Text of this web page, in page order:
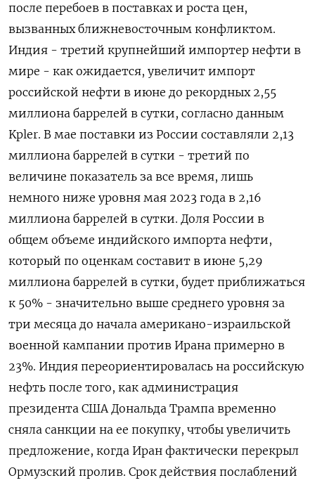
после перебоев в поставках и роста цен,
вызванных ближневосточным конфликтом.
Индия - третий крупнейший импортер нефти в
мире - как ожидается, увеличит ‌импорт
российской нефти в июне до рекордных 2,55
миллиона баррелей в сутки, согласно данным
Kpler. В мае поставки из России составляли 2,13
миллиона баррелей в сутки - третий по
величине показатель за все время, лишь
немного ниже уровня мая 2023 года в 2,16
миллиона баррелей в сутки. Доля России в
общем объеме ​индийского импорта нефти,
который по оценкам составит в июне ​5,29
миллиона баррелей в сутки, будет приближаться
к 50% - ​значительно выше ⁠среднего уровня за
три месяца до начала американо-израильской
военной кампании против Ирана примерно в
23%. Индия переориентировалась на российскую
нефть ‌после того, как администрация
президента США Дональда Трампа временно
сняла санкции на ‌ее покупку, чтобы увеличить
предложение, когда Иран фактически перекрыл
Ормузский пролив. Срок действия послаблений